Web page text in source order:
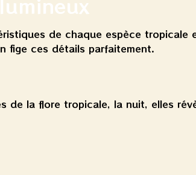
de chaque espèce tropicale
fige ces détails parfaitement.
la flore tropicale, la nuit, elles